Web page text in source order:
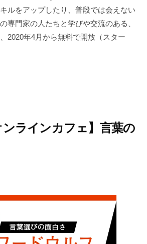
ルをアップしたり、普段では会えない
専門家の人たちと学びや交流のある、
2020年4月から無料で開放（スター
ラインカフェ】言葉の